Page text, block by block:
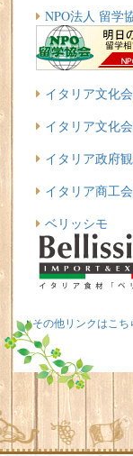
NPO法人 留学
イタリア文化
イタリア文化
イタリア政府
イタリア商工
ベリッシモ
その他リンクはこち